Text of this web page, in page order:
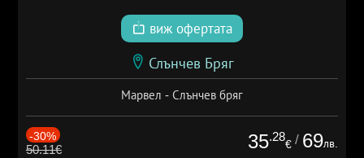
виж офертата
Слънчев Бряг
Марвел - Слънчев бряг
-30%
50.11€ 35.28
€ / 69лв.